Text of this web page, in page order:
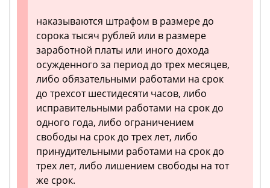
наказываются штрафом в размере до
сорока тысяч рублей или в размере
заработной платы или иного дохода
осужденного за период до трех месяцев,
либо обязательными работами на срок
до трехсот шестидесяти часов, либо
исправительными работами на срок до
одного года, либо ограничением
свободы на срок до трех лет, либо
принудительными работами на срок до
трех лет, либо лишением свободы на тот
же срок.